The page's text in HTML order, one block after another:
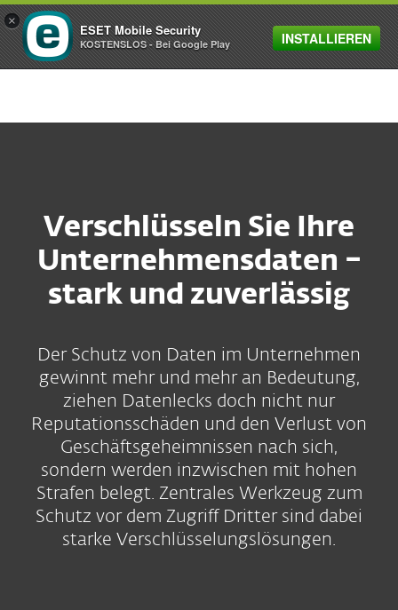
MENU
Verschlüsseln Sie Ihre
Unternehmensdaten –
stark und zuverlässig
Der Schutz von Daten im Unternehmen
gewinnt mehr und mehr an Bedeutung,
ziehen Datenlecks doch nicht nur
Reputationsschäden und den Verlust von
Geschäftsgeheimnissen nach sich,
sondern werden inzwischen mit hohen
Strafen belegt. Zentrales Werkzeug zum
Schutz vor dem Zugriff Dritter sind dabei
starke Verschlüsselungslösungen.
×
ESET Mobile Security
KOSTENSLOS - Bei Google Play INSTALLIEREN